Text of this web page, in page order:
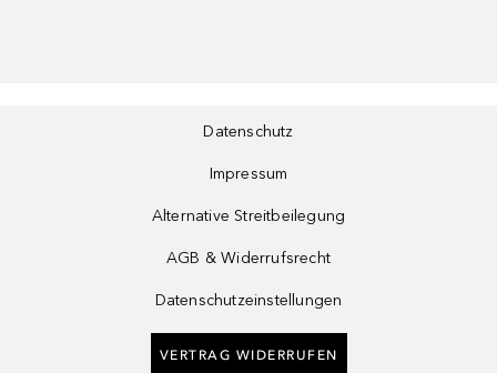
Datenschutz
Impressum
Alternative Streitbeilegung
AGB & Widerrufsrecht
Datenschutzeinstellungen
VERTRAG WIDERRUFEN